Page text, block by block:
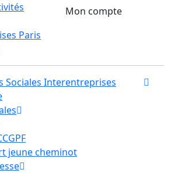
Mon compte
jeune cheminot